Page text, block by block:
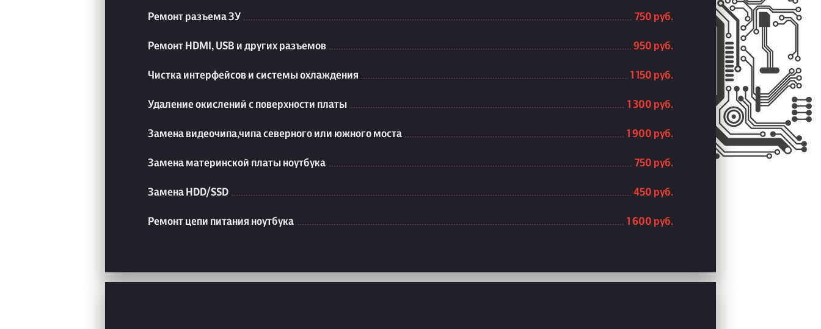
Ремонт разъема ЗУ 750 руб.
Ремонт HDMI, USB и других разъемов 950 руб.
Чистка интерфейсов и системы охлаждения 1 150 руб.
Удаление окислений с поверхности платы 1 300 руб.
Замена видеочипа,чипа северного или южного моста 1 900 руб.
Замена материнской платы ноутбука 750 руб.
Замена HDD/SSD 450 руб.
Ремонт цепи питания ноутбука 1 600 руб.